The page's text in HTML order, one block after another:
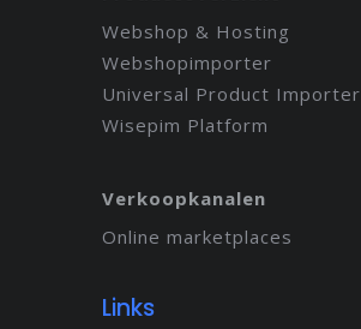
Webshop & Hosting
Webshopimporter
Universal Product Importer
Wisepim Platform
Verkoopkanalen
Online marketplaces
Links